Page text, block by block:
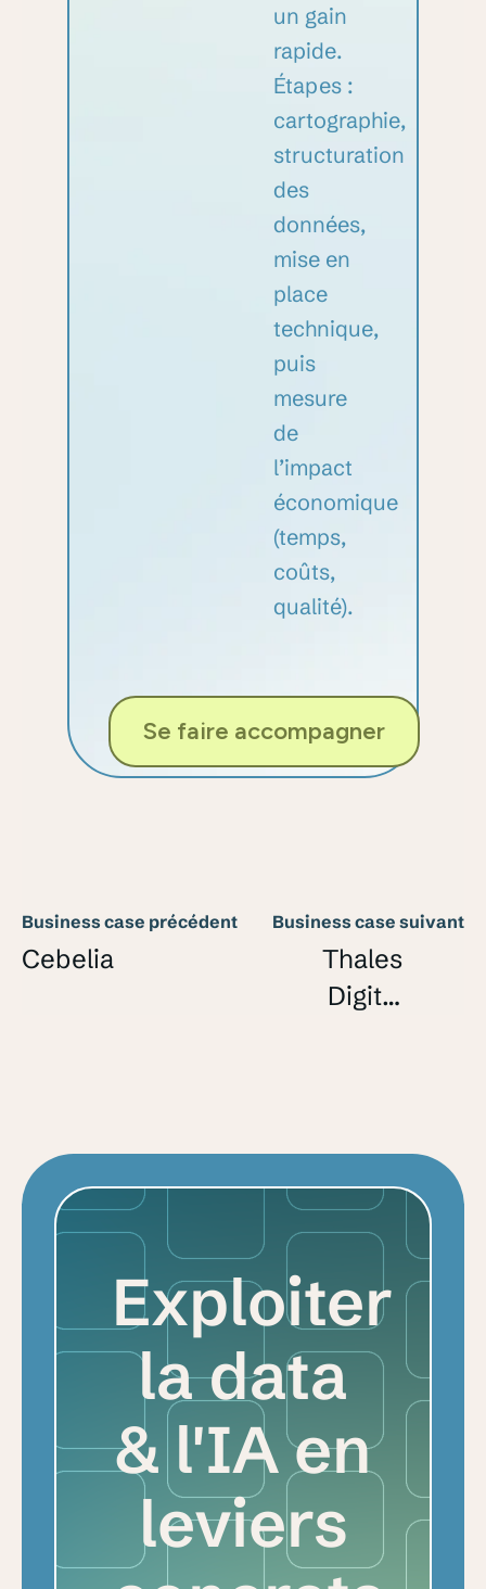
un gain
rapide.
Étapes :
cartographie,
structuration
des
données,
mise en
place
technique,
puis
mesure
de
l’impact
économique
(temps,
coûts,
qualité).
Se faire accompagner
Business case précédent
Cebelia
Business case suivant
Thales
Digital
Exploiter
la data
& l'IA en
leviers